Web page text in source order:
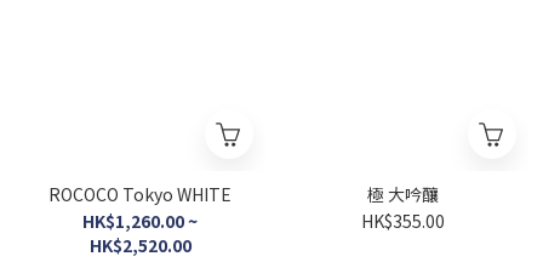
ROCOCO Tokyo WHITE
HK$1,260.00 ~
HK$2,520.00
極 大吟釀
HK$355.00